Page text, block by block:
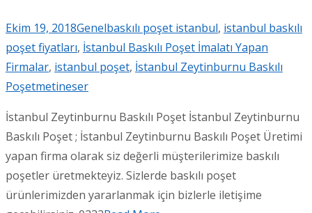
Ekim 19, 2018Genelbaskılı poşet istanbul, istanbul baskılı
poşet fiyatları, İstanbul Baskılı Poşet İmalatı Yapan
Firmalar, istanbul poşet, İstanbul Zeytinburnu Baskılı
Poşetmetineser
İstanbul Zeytinburnu Baskılı Poşet İstanbul Zeytinburnu
Baskılı Poşet ; İstanbul Zeytinburnu Baskılı Poşet Üretimi
yapan firma olarak siz değerli müşterilerimize baskılı
poşetler üretmekteyiz. Sizlerde baskılı poşet
ürünlerimizden yararlanmak için bizlerle iletişime